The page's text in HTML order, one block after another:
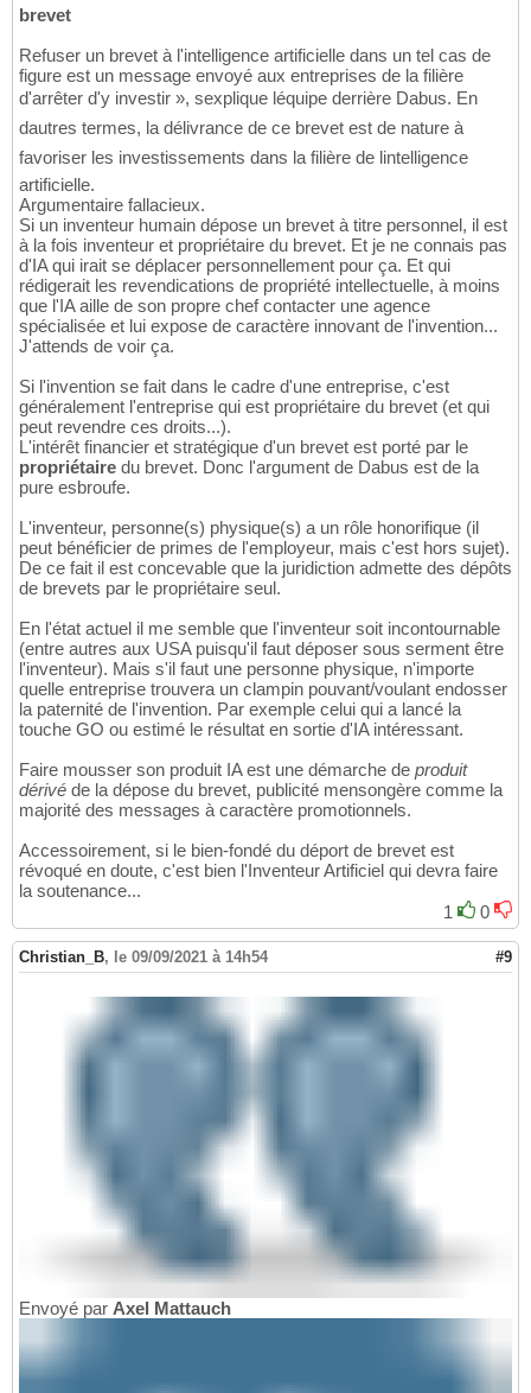
brevet
Refuser un brevet à l'intelligence artificielle dans un tel cas de
figure est un message envoyé aux entreprises de la filière
d'arrêter d'y investir », sexplique léquipe derrière Dabus. En
dautres termes, la délivrance de ce brevet est de nature à
favoriser les investissements dans la filière de lintelligence
artificielle.
Argumentaire fallacieux.
Si un inventeur humain dépose un brevet à titre personnel, il est
à la fois inventeur et propriétaire du brevet. Et je ne connais pas
d'IA qui irait se déplacer personnellement pour ça. Et qui
rédigerait les revendications de propriété intellectuelle, à moins
que l'IA aille de son propre chef contacter une agence
spécialisée et lui expose de caractère innovant de l'invention...
J'attends de voir ça.
Si l'invention se fait dans le cadre d'une entreprise, c'est
généralement l'entreprise qui est propriétaire du brevet (et qui
peut revendre ces droits...).
L'intérêt financier et stratégique d'un brevet est porté par le
propriétaire du brevet. Donc l'argument de Dabus est de la
pure esbroufe.
L'inventeur, personne(s) physique(s) a un rôle honorifique (il
peut bénéficier de primes de l'employeur, mais c'est hors sujet).
De ce fait il est concevable que la juridiction admette des dépôts
de brevets par le propriétaire seul.
En l'état actuel il me semble que l'inventeur soit incontournable
(entre autres aux USA puisqu'il faut déposer sous serment être
l'inventeur). Mais s'il faut une personne physique, n'importe
quelle entreprise trouvera un clampin pouvant/voulant endosser
la paternité de l'invention. Par exemple celui qui a lancé la
touche GO ou estimé le résultat en sortie d'IA intéressant.
Faire mousser son produit IA est une démarche de produit
dérivé de la dépose du brevet, publicité mensongère comme la
majorité des messages à caractère promotionnels.
Accessoirement, si le bien-fondé du déport de brevet est
révoqué en doute, c'est bien l'Inventeur Artificiel qui devra faire
la soutenance...
1
0
Christian_B, le 09/09/2021 à 14h54 #9
Envoyé par Axel Mattauch